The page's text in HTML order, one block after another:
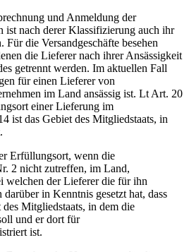
und Anmeldung der
ist nach derer Klassifizierung auch ihr
die Versandgeschäfte besehen
die Lieferer nach ihrer Ansässigkeit
getrennt werden. Im aktuellen Fall
für einen Lieferer von
im Land ansässig ist. Lt Art. 20
einer Lieferung im
ist das Gebiet des Mitgliedstaats, in
Erfüllungsort, wenn die
2 nicht zutreffen, im Land,
welchen der Lieferer die für ihn
in Kenntnis gesetzt hat, dass
Mitgliedstaats, in dem die
und er dort für
ist.